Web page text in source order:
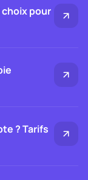
choix pour
? Tarifs